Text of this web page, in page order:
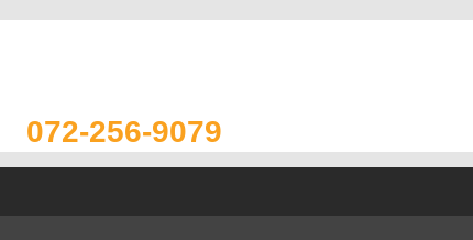
072-256-9079